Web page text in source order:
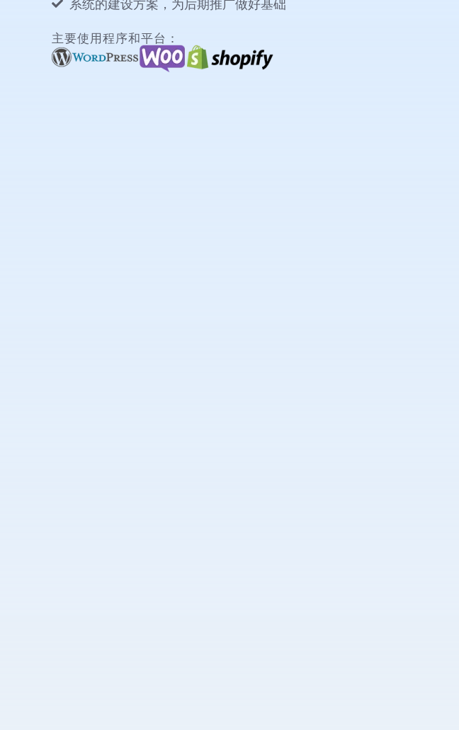
系统的建设方案，为后期推广做好基础
主要使用程序和平台：